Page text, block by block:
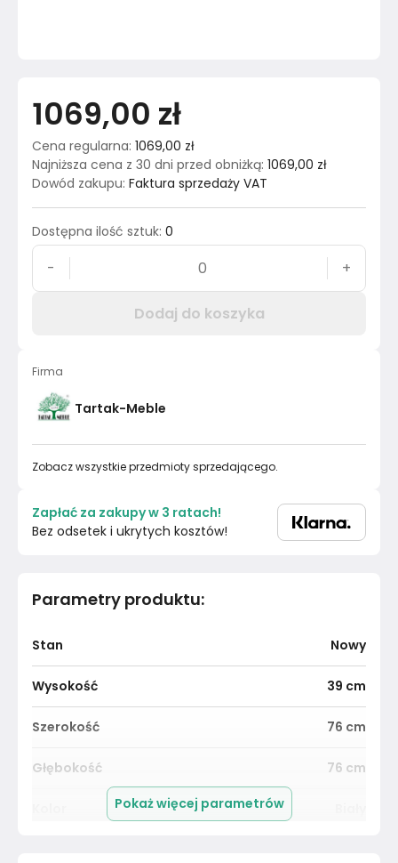
Parametry produktu:
Stan Nowy
Wysokość 39 cm
Szerokość 76 cm
Głębokość 76 cm
Pokaż więcej parametrów
1069,00 zł
Cena regularna: 1069,00 zł
Najniższa cena z 30 dni przed obniżką: 1069,00 zł
Dowód zakupu: Faktura sprzedaży VAT
Dostępna ilość sztuk: 0
- +
Dodaj do koszyka
Firma
Tartak-Meble
Zobacz wszystkie przedmioty sprzedającego.
Zapłać za zakupy w 3 ratach!
Bez odsetek i ukrytych kosztów!